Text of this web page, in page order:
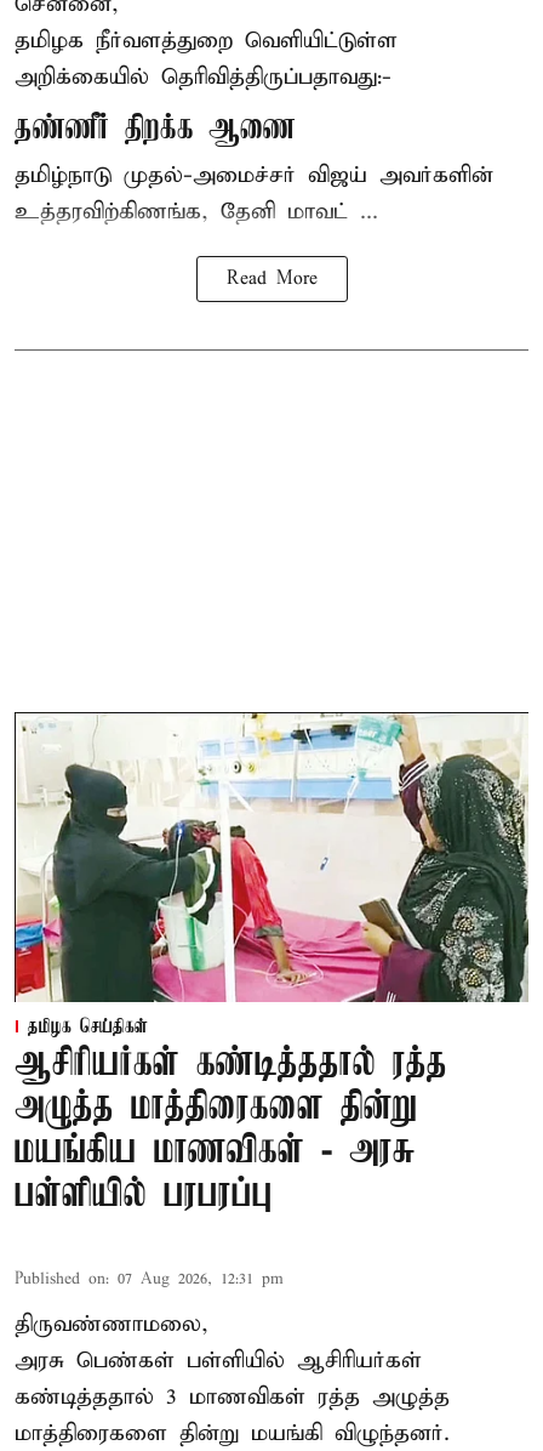
தமிழக நீர்வளத்துறை வெளியிட்டுள்ள
அறிக்கையில் தெரிவித்திருப்பதாவது:-
தண்ணீர் திறக்க ஆணை
தமிழ்நாடு முதல்-அமைச்சர் விஜய் அவர்களின்
உத்தரவிற்கிணங்க, தேனி மாவட் ...
Read More
தமிழக செய்திகள்
ஆசிரியர்கள் கண்டித்ததால் ரத்த
அழுத்த மாத்திரைகளை தின்று
மயங்கிய மாணவிகள் - அரசு
பள்ளியில் பரபரப்பு
Published on: 07 Aug 2026, 12:31 pm
திருவண்ணாமலை,
அரசு பெண்கள் பள்ளியில் ஆசிரியர்கள்
கண்டித்ததால் 3 மாணவிகள் ரத்த அழுத்த
மாத்திரைகளை தின்று மயங்கி விழுந்தனர்.